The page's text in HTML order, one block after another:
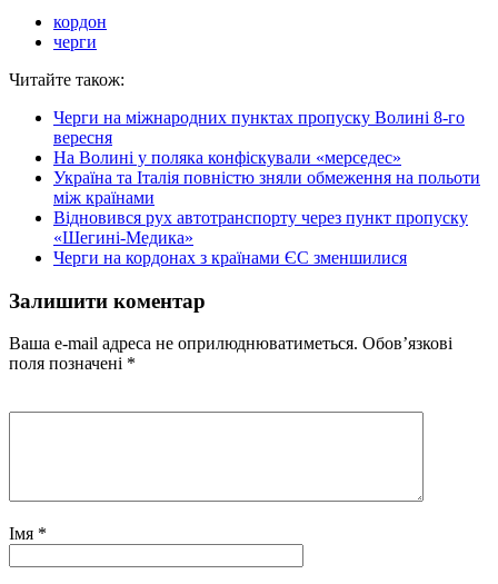
кордон
черги
Читайте також:
Черги на міжнародних пунктах пропуску Волині 8-го
вересня
На Волині у поляка конфіскували «мерседес»
Україна та Італія повністю зняли обмеження на польоти
між країнами
Відновився рух автотранспорту через пункт пропуску
«Шегині-Медика»
Черги на кордонах з країнами ЄС зменшилися
Залишити коментар
Ваша e-mail адреса не оприлюднюватиметься. Обов’язкові
поля позначені *
Імя *